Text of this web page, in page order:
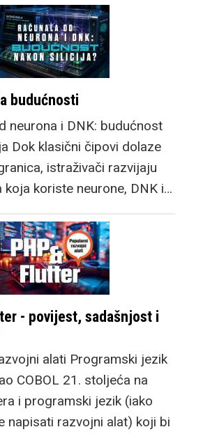
budućnosti
neurona i DNK: budućnost
Dok klasični čipovi dolaze
istraživači razvijaju
koja koriste neurone, DNK i…
- povijest, sadašnjost i
alati Programski jezik
COBOL 21. stoljeća na
i programski jezik (iako
napisati razvojni alat) koji bi